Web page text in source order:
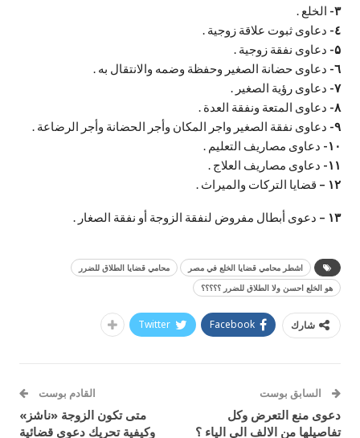
۳- الخلع .
٤-
دعاوى ثبوت علاقة زوجية .
۵- دعاوى نفقة زوجية .
٦- دعاوى حضانة الصغير وحفظة وضمه والانتقال به .
۷- دعاوى رؤية الصغير .
۸-
دعاوى المتعة ونفقة العدة .
۹- دعاوى نفقة الصغير واجر المكان وأجر الحضانة وأجر الرضاعة .
۱۰-
دعاوى مصاريف التعليم .
۱۱-
دعاوى مصاريف العلاج .
۱۲ –
قضايا التركات والميراث .
۱۳ – دعوى أبطال مفروض لنفقة الزوجة أو نفقة الصغار .
اشطر محامي قضايا الخلع في مصر
محامي قضايا الطلاق للضرر
هو الخلع احسن ولا الطلاق للضرر ؟؟؟؟؟
شارك Facebook
Twitter
السابق بوست
دعوى منع التعرض وكل
تفاصيلها من الالف الي الياء ؟
القادم بوست
متى تكون الزوجة «ناشز»
وكيفية تحريك دعوى قضائية